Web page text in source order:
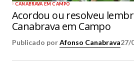
CANABRAVA EM CAMPO
Acordou ou resolveu
Canabrava em Campo
Publicado porAfonso Canabrava27/